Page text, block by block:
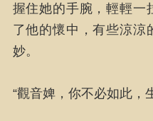
握住她的手腕，輕輕一
了他的懷中，有些涼涼
妙。
“觀音婢，你不必如此，